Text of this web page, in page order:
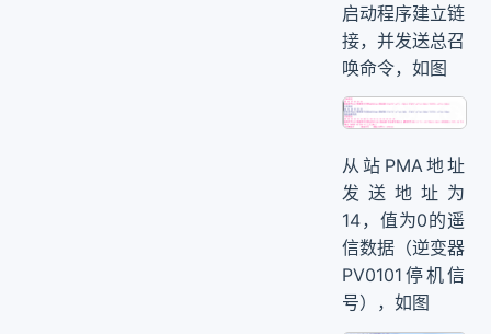
启动程序建立链
接，并发送总召
唤命令，如图
从站PMA地址
发送地址为
14，值为0的遥
信数据（逆变器
PV0101停机信
号），如图